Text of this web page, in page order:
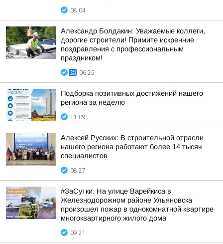
08:04
Александр Болдакин: Уважаемые коллеги,
дорогие строители! Примите искренние
поздравления с профессиональным
праздником!
06:25
Подборка позитивных достижений нашего
региона за неделю
11:09
Алексей Русских: В строительной отрасли
нашего региона работают более 14 тысяч
специалистов
08:27
#ЗаСутки. На улице Варейкиса в
Железнодорожном районе Ульяновска
произошел пожар в однокомнатной квартире
многоквартирного жилого дома
09:21